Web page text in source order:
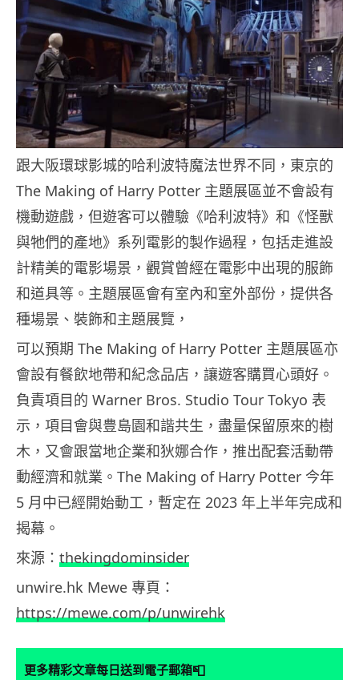
跟大阪環球影城的哈利波特魔法世界不同，東京的
The Making of Harry Potter 主題展區並不會設有
機動遊戲，但遊客可以體驗《哈利波特》和《怪獸
與牠們的產地》系列電影的製作過程，包括走進設
計精美的電影場景，觀賞曾經在電影中出現的服飾
和道具等。主題展區會有室內和室外部份，提供各
種場景、裝飾和主題展覽，
可以預期 The Making of Harry Potter 主題展區亦
會設有餐飲地帶和紀念品店，讓遊客購買心頭好。
負責項目的 Warner Bros. Studio Tour Tokyo 表
示，項目會與豊島園和諧共生，盡量保留原來的樹
木，又會跟當地企業和狄娜合作，推出配套活動帶
動經濟和就業。The Making of Harry Potter 今年
5 月中已經開始動工，暫定在 2023 年上半年完成和
揭幕。
來源： thekingdominsider
unwire.hk Mewe 專頁：
https://mewe.com/p/unwirehk
更多精彩文章每日送到電子郵箱📮